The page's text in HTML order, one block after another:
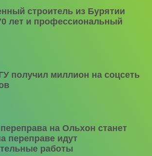
строитель из Бурятии
лет и профессиональный
получил миллион на соцсеть
на Ольхон станет
переправе идут
работы